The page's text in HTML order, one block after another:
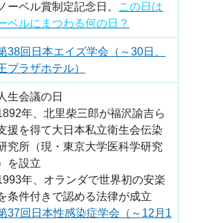
ーベル賞制定記念日。 この日は
ベルにまつわる何の日？
38回日本エイズ学会（～30日、
プラザホテル）
生会議の日
年、北里柴三郎が福沢諭吉ら
援を得て大日本私立衛生会伝染
究所（現・東京大学医科学研究
を設立
年、オランダで世界初の安楽
条件付きで認める法律が成立
37回日本性感染症学会（～12月1